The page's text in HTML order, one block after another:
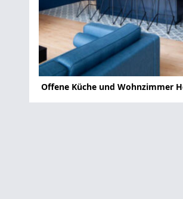
Offene Küche und Wohnzimmer